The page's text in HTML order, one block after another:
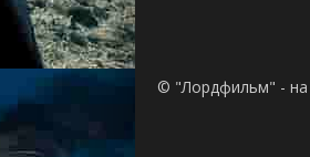
© "Лордфильм" - на